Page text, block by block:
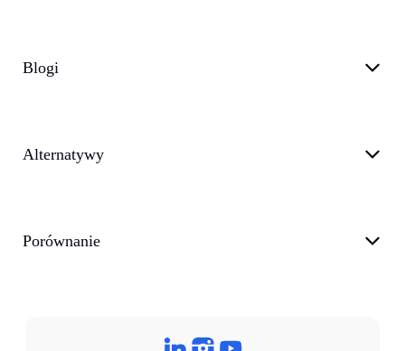
Blogi
Alternatywy
Porównanie